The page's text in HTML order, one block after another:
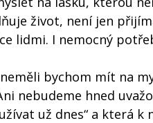
život, není jen
lidmi. I nemocný
bychom mít na
nebudeme hned
už dnes“ a která k